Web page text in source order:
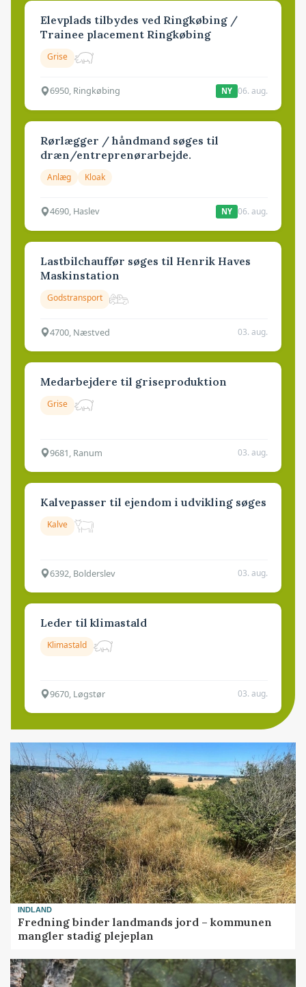
Elevplads tilbydes ved Ringkøbing /
Trainee placement Ringkøbing
Grise
6950, Ringkøbing NY 06. aug.
Rørlægger / håndmand søges til
dræn/entreprenørarbejde.
Anlæg Kloak
4690, Haslev NY 06. aug.
Lastbilchauffør søges til Henrik Haves
Maskinstation
Godstransport
4700, Næstved 03. aug.
Medarbejdere til griseproduktion
Grise
9681, Ranum 03. aug.
Kalvepasser til ejendom i udvikling søges
Kalve
6392, Bolderslev 03. aug.
Leder til klimastald
Klimastald
9670, Løgstør 03. aug.
INDLAND
Fredning binder landmands jord – kommunen
mangler stadig plejeplan